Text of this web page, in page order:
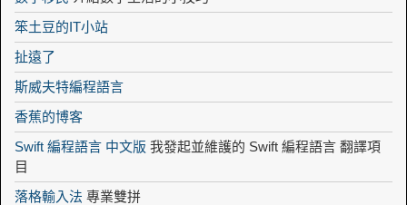
笨土豆的IT小站
扯遠了
斯威夫特編程語言
香蕉的博客
Swift 編程語言 中文版 我發起並維護的 Swift 編程語言 翻譯項
目
落格輸入法 專業雙拼